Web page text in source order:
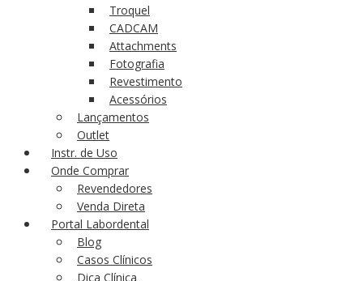
Troquel
CADCAM
Attachments
Fotografia
Revestimento
Acessórios
Lançamentos
Outlet
Instr. de Uso
Onde Comprar
Revendedores
Venda Direta
Portal Labordental
Blog
Casos Clínicos
Dica Clínica